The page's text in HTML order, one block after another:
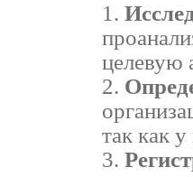
целевую
так как